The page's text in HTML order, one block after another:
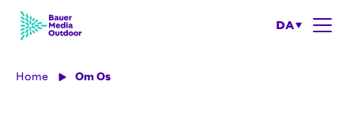
DA
Home Om Os